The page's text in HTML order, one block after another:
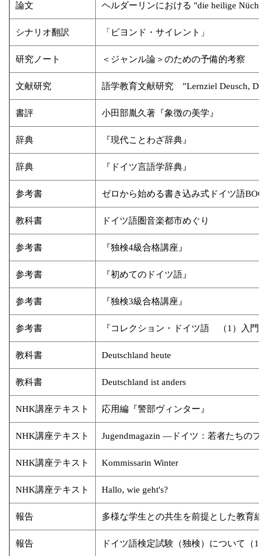
論文 ヘルダーリンにおける "die heilige
シナリオ翻訳 「ビヨンド・サイレント」
研究ノート ＜ジャンル論＞のための予備的考察
文献研究 語学教育文献研究 ”Lernziel Deusch,
書評 小田部胤久著『象徴の美学』
辞典 『現代ことわざ辞典』
辞典 『ドイツ言語学辞典』
参考書 ゼロから始める書き込み式ドイツ語
教科書 ドイツ語圏音楽都市めぐり
参考書 『独検4級合格講座』
参考書 『初めてのドイツ語』
参考書 『独検3級合格講座』
参考書 『コレクション・ドイツ語 （1）入門』
教科書 Deutschland heute
教科書 Deutschland ist anders
NHK講座テキスト 応用編『警部ヴィンター』
NHK講座テキスト Jugendmagazin ―ドイツ：若者たちのプ
NHK講座テキスト Kommissarin Winter
NHK講座テキスト Hallo, wie geht's?
報告 多様な学生との共生を前提とした教育
報告 ドイツ語検定試験（独検）について（1